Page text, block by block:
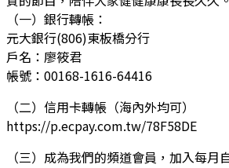
（一）銀行轉帳：
元大銀行(806)東板橋分行
戶名：廖筱君
帳號：00168-1616-64416
（二）信用卡轉帳（海內外均可）
https://p.ecpay.com.tw/78F58DE
（三）成為我們的頻道會員，加入每月